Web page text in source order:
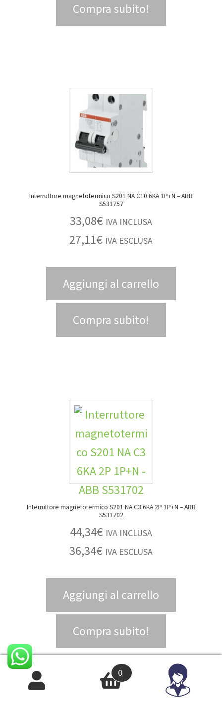
Compra subito!
Interruttore magnetotermico S201 NA C10 6KA 1P+N – ABB
S531757
33,08€ IVA INCLUSA
27,11€ IVA ESCLUSA
Aggiungi al carrello
Compra subito!
Interruttore magnetotermico S201 NA C3 6KA 2P 1P+N – ABB
S531702
44,34€ IVA INCLUSA
36,34€ IVA ESCLUSA
Aggiungi al carrello
Compra subito!
0